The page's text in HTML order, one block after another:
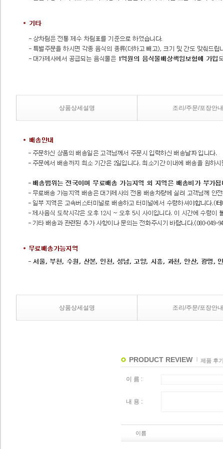
상품상세설명 조리/주문/포장안내
상품상세설명 조리/주문/포장안내
PRODUCT REVIEW 제품 후기
이 름 :
내 용 :
이름